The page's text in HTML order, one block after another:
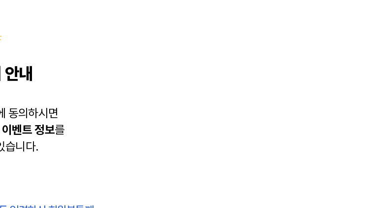
내
동의하시면
이벤트 정보를
습니다.